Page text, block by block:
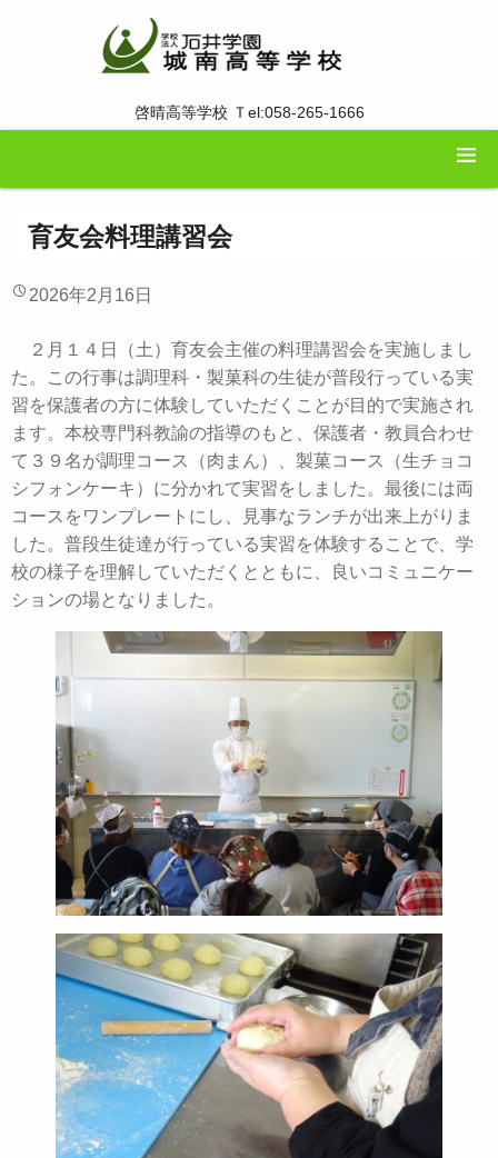
啓晴高等学校 Ｔel:058-265-1666
育友会料理講習会
2026年2月16日
２月１４日（土）育友会主催の料理講習会を実施しまし
た。この行事は調理科・製菓科の生徒が普段行っている実
習を保護者の方に体験していただくことが目的で実施され
ます。本校専門科教諭の指導のもと、保護者・教員合わせ
て３９名が調理コース（肉まん）、製菓コース（生チョコ
シフォンケーキ）に分かれて実習をしました。最後には両
コースをワンプレートにし、見事なランチが出来上がりま
した。普段生徒達が行っている実習を体験することで、学
校の様子を理解していただくとともに、良いコミュニケー
ションの場となりました。